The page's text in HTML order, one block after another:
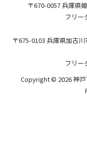
〒670-0057 兵庫県
フリー
〒675-0103 兵庫県加古
フリー
Copyright © 2026 神